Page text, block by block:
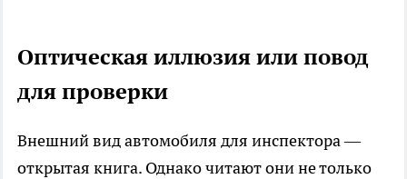
Оптическая иллюзия или повод
для проверки
Внешний вид автомобиля для инспектора —
открытая книга. Однако читают они не только